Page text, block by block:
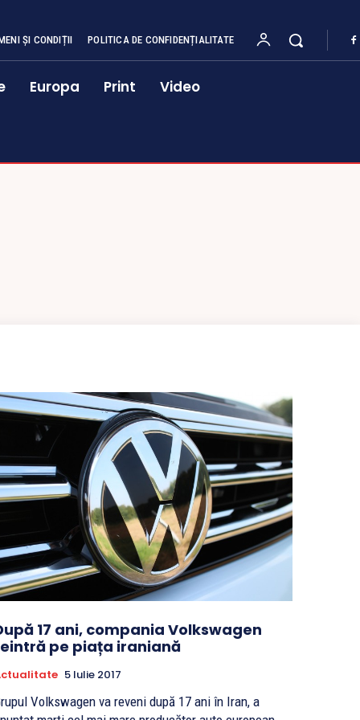
ȘI CONDIȚII POLITICA DE CONFIDENȚIALITATE
Europa Print Video
17 ani, compania Volkswagen
pe piața iraniană
5 Iulie 2017
Volkswagen va reveni după 17 ani în Iran, a